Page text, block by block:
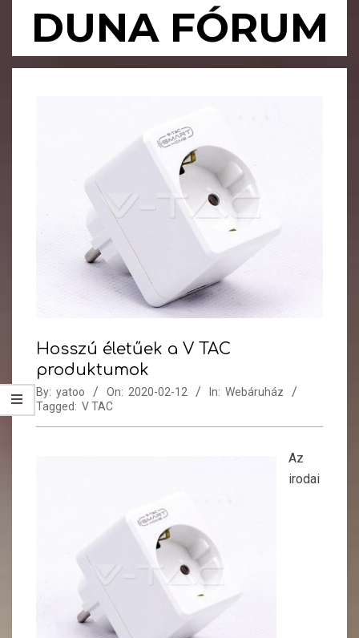
DUNA FÓRUM
Primary
Hosszú életűek a V TAC
produktumok
By: yatoo On: 2020-02-12 In: Webáruház
Tagged: V TAC
Az
irodai